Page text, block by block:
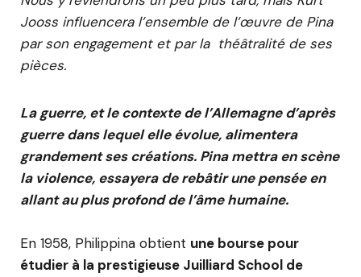
Jooss influencera l’ensemble de l’œuvre de Pina
par son engagement et par la théâtralité de ses
pièces.
La guerre, et le contexte de l’Allemagne d’après
guerre dans lequel elle évolue, alimentera
grandement ses créations. Pina mettra en scène
la violence, essayera de rebâtir une pensée en
allant au plus profond de l’âme humaine.
En 1958, Philippina obtient une bourse pour
étudier à la prestigieuse Juilliard School de